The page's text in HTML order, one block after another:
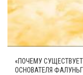
«ПОЧЕМУ
ОСНОВАТЕЛЯ